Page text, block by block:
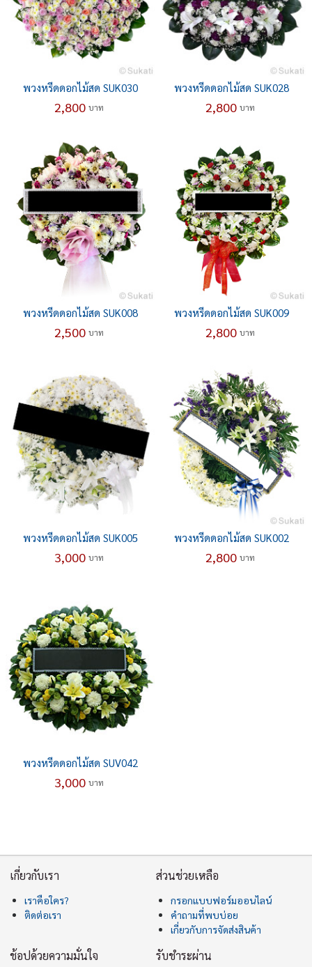
พวงหรีดดอกไม้สด SUK030
2,800 บาท
พวงหรีดดอกไม้สด SUK028
2,800 บาท
พวงหรีดดอกไม้สด SUK008
2,500 บาท
พวงหรีดดอกไม้สด SUK009
2,800 บาท
พวงหรีดดอกไม้สด SUK005
3,000 บาท
พวงหรีดดอกไม้สด SUK002
2,800 บาท
พวงหรีดดอกไม้สด SUV042
3,000 บาท
เกี่ยวกับเรา
เราคือใคร?
ติดต่อเรา
ส่วนช่วยเหลือ
กรอกแบบฟอร์มออนไลน์
คำถามที่พบบ่อย
เกี่ยวกับการจัดส่งสินค้า
ช้อปด้วยความมั่นใจ รับชำระผ่าน